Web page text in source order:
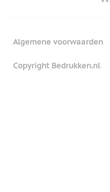
Algemene voorwaarden
Copyright Bedrukken.nl